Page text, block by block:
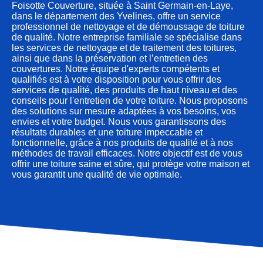
Foisotte Couverture, située à Saint Germain-en-Laye,
dans le département des Yvelines, offre un service
professionnel de nettoyage et de démoussage de toiture
de qualité. Notre entreprise familiale se spécialise dans
les services de nettoyage et de traitement des toitures,
ainsi que dans la préservation et l’entretien des
couvertures. Notre équipe d'experts compétents et
qualifiés est à votre disposition pour vous offrir des
services de qualité, des produits de haut niveau et des
conseils pour l'entretien de votre toiture. Nous proposons
des solutions sur mesure adaptées à vos besoins, vos
envies et votre budget. Nous vous garantissons des
résultats durables et une toiture impeccable et
fonctionnelle, grâce à nos produits de qualité et à nos
méthodes de travail efficaces. Notre objectif est de vous
offrir une toiture saine et sûre, qui protège votre maison et
vous garantit une qualité de vie optimale.